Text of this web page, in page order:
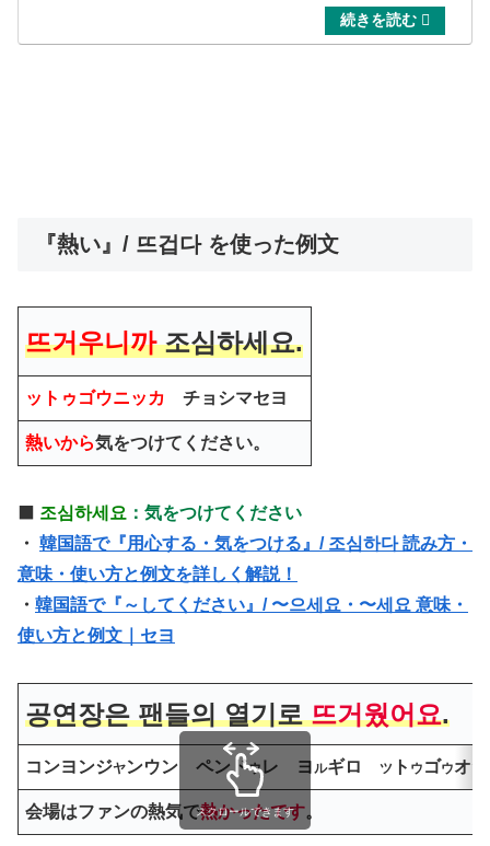
『熱い』/ 뜨겁다 を使った例文
뜨거우니까조심하세요.
ットゥゴウニッカ チョシマセヨ
熱いから気をつけてください。
조심하세요 ：気をつけてください
・ 韓国語で『用心する・気をつける』/ 조심하다 読み方・
意味・使い方と例文を詳しく解説！
・ 韓国語で『～してください』/ 〜으세요・〜세요 意味・
使い方と例文｜セヨ
공연장은 팬들의 열기로뜨거웠어요.
コンヨンジヤンウン ペンドウレ ヨ ルギロツ ト ウ ゴウオ
会場はファンの熱気で熱かったです。
スクロールできます